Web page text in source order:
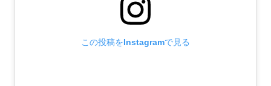
この投稿をInstagramで見る